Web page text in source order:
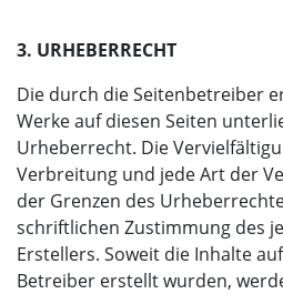
3. URHEBERRECHT
Die durch die Seitenbetreiber
Werke auf diesen Seiten
Urheberrecht. Die
Verbreitung und jede Art der
der Grenzen des
schriftlichen Zustimmung des
Erstellers. Soweit die Inhalte
Betreiber erstellt wurden,